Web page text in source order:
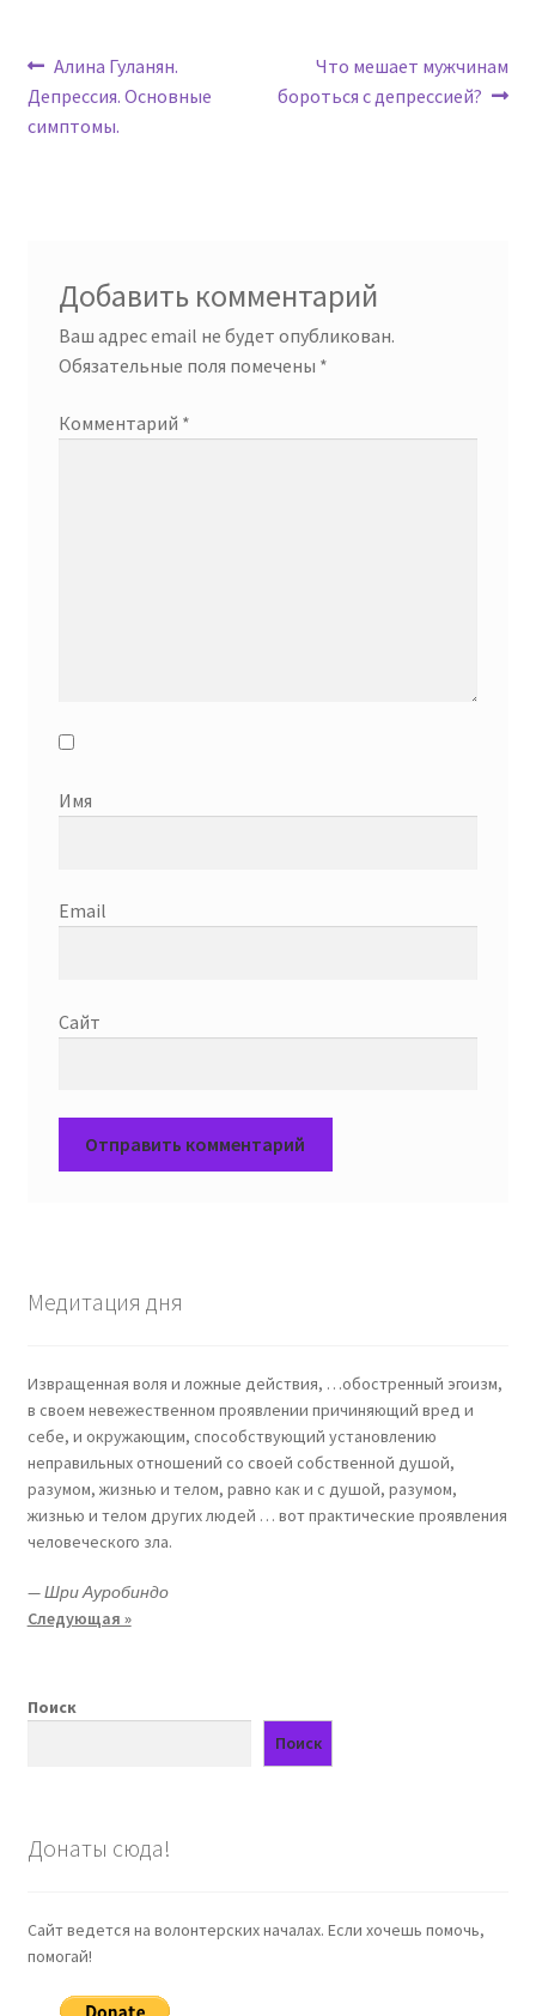
Навигация
по
Предыдущая
запись:
Алина Гуланян.
Депрессия. Основные
симптомы.
Следующая
запись:
Что мешает мужчинам
бороться с депрессией?
Добавить комментарий
Ваш адрес email не будет опубликован.
Обязательные поля помечены *
Комментарий *
Имя
Email
Сайт
Медитация дня
Извращенная воля и ложные действия, …обостренный эгоизм,
в своем невежественном проявлении причиняющий вред и
себе, и окружающим, способствующий установлению
неправильных отношений со своей собственной душой,
разумом, жизнью и телом, равно как и с душой, разумом,
жизнью и телом других людей … вот практические проявления
человеческого зла.
—Шри Ауробиндо
Следующая »
Поиск
Поиск
Донаты сюда!
Сайт ведется на волонтерских началах. Если хочешь помочь,
помогай!